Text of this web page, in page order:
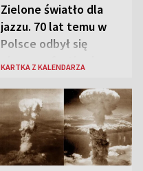
Zielone światło dla
jazzu. 70 lat temu w
Polsce odbył się
pierwszy festiwal
KARTKA Z KALENDARZA